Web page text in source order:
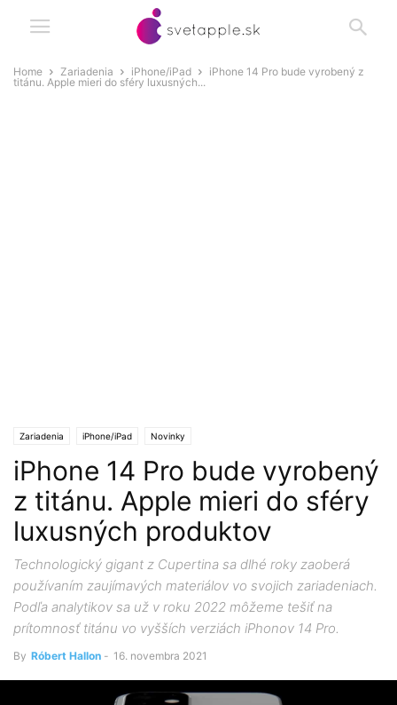
Home Zariadenia iPhone/iPad
iPhone 14 Pro bude vyrobený z
titánu. Apple mieri do sféry luxusných...
Zariadenia iPhone/iPad Novinky
iPhone 14 Pro bude vyrobený
z titánu. Apple mieri do sféry
luxusných produktov
Technologický gigant z Cupertina sa dlhé roky zaoberá
používaním zaujímavých materiálov vo svojich zariadeniach.
Podľa analytikov sa už v roku 2022 môžeme tešiť na
prítomnosť titánu vo vyšších verziách iPhonov 14 Pro.
By Róbert Hallon - 16. novembra 2021